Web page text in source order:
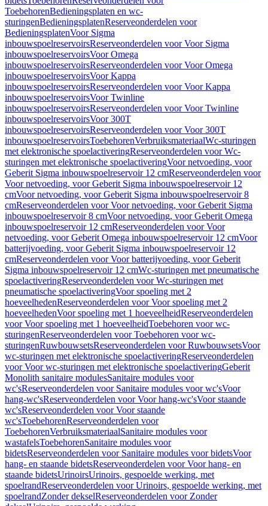
ToebehorenBedieningsplaten en wc-
sturingenBedieningsplatenReserveonderdelen voor
BedieningsplatenVoor Sigma
inbouwspoelreservoirsReserveonderdelen voor Voor Sigma
inbouwspoelreservoirsVoor Omega
inbouwspoelreservoirsReserveonderdelen voor Voor Omega
inbouwspoelreservoirsVoor Kappa
inbouwspoelreservoirsReserveonderdelen voor Voor Kappa
inbouwspoelreservoirsVoor Twinline
inbouwspoelreservoirsReserveonderdelen voor Voor Twinline
inbouwspoelreservoirsVoor 300T
inbouwspoelreservoirsReserveonderdelen voor Voor 300T
inbouwspoelreservoirsToebehorenVerbruiksmateriaalWc-sturingen
met elektronische spoelactiveringReserveonderdelen voor Wc-
sturingen met elektronische spoelactiveringVoor netvoeding, voor
Geberit Sigma inbouwspoelreservoir 12 cmReserveonderdelen voor
Voor netvoeding, voor Geberit Sigma inbouwspoelreservoir 12
cmVoor netvoeding, voor Geberit Sigma inbouwspoelreservoir 8
cmReserveonderdelen voor Voor netvoeding, voor Geberit Sigma
inbouwspoelreservoir 8 cmVoor netvoeding, voor Geberit Omega
inbouwspoelreservoir 12 cmReserveonderdelen voor Voor
netvoeding, voor Geberit Omega inbouwspoelreservoir 12 cmVoor
batterijvoeding, voor Geberit Sigma inbouwspoelreservoir 12
cmReserveonderdelen voor Voor batterijvoeding, voor Geberit
Sigma inbouwspoelreservoir 12 cmWc-sturingen met pneumatische
spoelactiveringReserveonderdelen voor Wc-sturingen met
pneumatische spoelactiveringVoor spoeling met 2
hoeveelhedenReserveonderdelen voor Voor spoeling met 2
hoeveelhedenVoor spoeling met 1 hoeveelheidReserveonderdelen
voor Voor spoeling met 1 hoeveelheidToebehoren voor wc-
sturingenReserveonderdelen voor Toebehoren voor wc-
sturingenRuwbouwsetsReserveonderdelen voor RuwbouwsetsVoor
wc-sturingen met elektronische spoelactiveringReserveonderdelen
voor Voor wc-sturingen met elektronische spoelactiveringGeberit
Monolith sanitaire modulesSanitaire modules voor
wc'sReserveonderdelen voor Sanitaire modules voor wc'sVoor
hang-wc'sReserveonderdelen voor Voor hang-wc'sVoor staande
wc'sReserveonderdelen voor Voor staande
wc'sToebehorenReserveonderdelen voor
ToebehorenVerbruiksmateriaalSanitaire modules voor
wastafelsToebehorenSanitaire modules voor
bidetsReserveonderdelen voor Sanitaire modules voor bidetsVoor
hang- en staande bidetsReserveonderdelen voor Voor hang- en
staande bidetsUrinoirsUrinoirs, gespoelde werking, met
spoelrandReserveonderdelen voor Urinoirs, gespoelde werking, met
spoelrandZonder dekselReserveonderdelen voor Zonder